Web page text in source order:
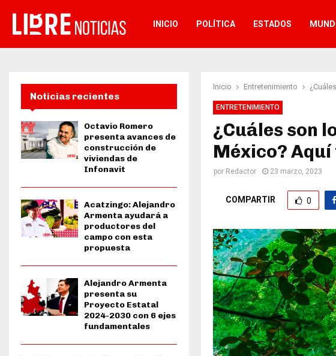
INICIO POLÍTICA ESTADOS
Inicio Entretenimiento
ENTRETENIMIENTO
¿Cuáles son
México?
por Redactor 23 marzo, 2023
COMPARTIR 0
Noticias recientes
Octavio Romero
presenta avances de
construcción de
viviendas de
Infonavit
Acatzingo: Alejandro
Armenta ayudará a
productores del
campo con esta
propuesta
Alejandro Armenta
presenta su
Proyecto Estatal
2024-2030 con 6 ejes
fundamentales